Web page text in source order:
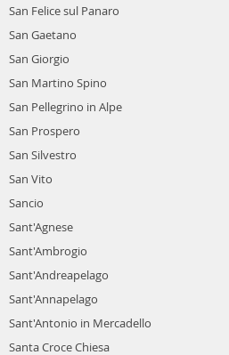
San Felice sul Panaro
San Gaetano
San Giorgio
San Martino Spino
San Pellegrino in Alpe
San Prospero
San Silvestro
San Vito
Sancio
Sant'Agnese
Sant'Ambrogio
Sant'Andreapelago
Sant'Annapelago
Sant'Antonio in Mercadello
Santa Croce Chiesa